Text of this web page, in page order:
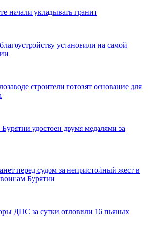
начали укладывать гранит
установили на самой
строители готовят основание для
удостоен двумя медалями за
перед судом за непристойный жест в
Бурятии
ДПС за сутки отловили 16 пьяных